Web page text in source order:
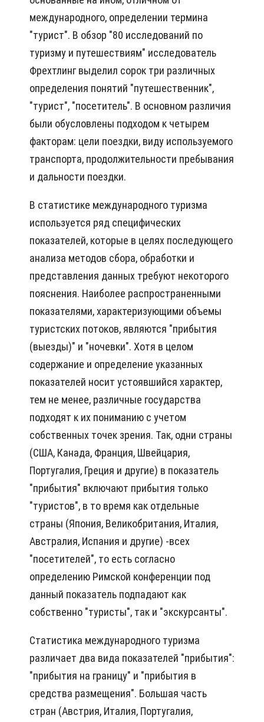
международного, определении термина
"турист". В обзор "80 исследований по
туризму и путешествиям" исследователь
Фрехтлинг выделил сорок три различных
определения понятий "путешественник",
"турист", "посетитель". В основном различия
были обусловлены подходом к четырем
факторам: цели поездки, виду используемого
транспорта, продолжительности пребывания
и дальности поездки.
В статистике международного туризма
используется ряд специфических
показателей, которые в целях последующего
анализа методов сбора, обработки и
представления данных требуют некоторого
пояснения. Наиболее распространенными
показателями, характеризующими объемы
туристских потоков, являются "прибытия
(выезды)" и "ночевки". Хотя в целом
содержание и определение указанных
показателей носит устоявшийся характер,
тем не менее, различные государства
подходят к их пониманию с учетом
собственных точек зрения. Так, одни страны
(США, Канада, Франция, Швейцария,
Португалия, Греция и другие) в показатель
"прибытия" включают прибытия только
"туристов", в то время как отдельные
страны (Япония, Великобритания, Италия,
Австралия, Испания и другие) -всех
"посетителей", то есть согласно
определению Римской конференции под
данный показатель подпадают как
собственно "туристы", так и "экскурсанты".
Статистика международного туризма
различает два вида показателей "прибытия":
"прибытия на границу" и "прибытия в
средства размещения". Большая часть
стран (Австрия, Италия, Португалия,